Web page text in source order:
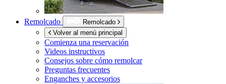
Remolcado
Remolcado
Volver al menú principal
Comienza una reservación
Videos instructivos
Consejos sobre cómo remolcar
Preguntas frecuentes
Enganches y accesorios